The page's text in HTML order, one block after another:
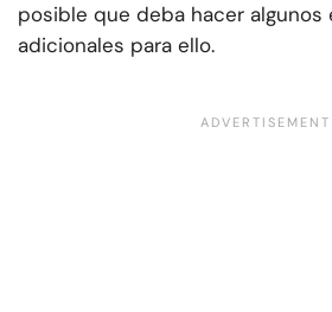
posible que deba hacer algunos
adicionales para ello.